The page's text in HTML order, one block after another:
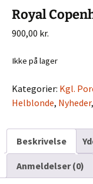
Royal
900,00 kr.
Ikke på lager
Kategorier: Kgl.
Helblonde, Nyheder,
Beskrivelse
Anmeldelser (0)